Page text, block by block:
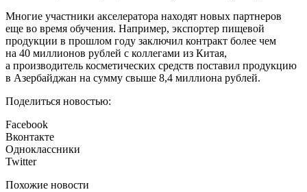
Многие участники акселератора находят новых партнеров
еще во время обучения. Например, экспортер пищевой
продукции в прошлом году заключил контракт более чем
на 40 миллионов рублей с коллегами из Китая,
а производитель косметических средств поставил продукцию
в Азербайджан на сумму свыше 8,4 миллиона рублей.
Поделиться новостью:
Facebook
Вконтакте
Одноклассники
Twitter
Похожие новости